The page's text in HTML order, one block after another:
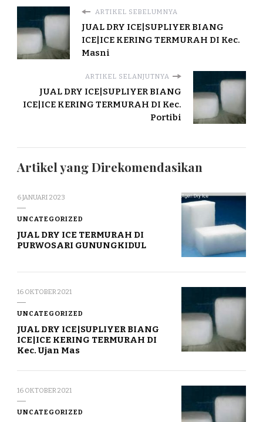
ARTIKEL SEBELUMNYA
JUAL DRY ICE|SUPLIYER BIANG
ICE|ICE KERING TERMURAH DI Kec.
Masni
ARTIKEL SELANJUTNYA
JUAL DRY ICE|SUPLIYER BIANG
ICE|ICE KERING TERMURAH DI Kec.
Portibi
Artikel yang Direkomendasikan
6 JANUARI 2023
UNCATEGORIZED
JUAL DRY ICE TERMURAH DI
PURWOSARI GUNUNGKIDUL
16 OKTOBER 2021
UNCATEGORIZED
JUAL DRY ICE|SUPLIYER BIANG
ICE|ICE KERING TERMURAH DI
Kec. Ujan Mas
16 OKTOBER 2021
UNCATEGORIZED